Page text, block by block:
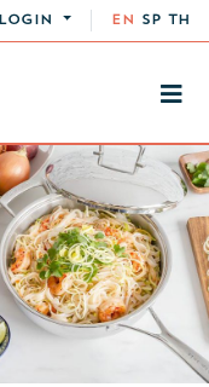
LOGIN EN SP TH